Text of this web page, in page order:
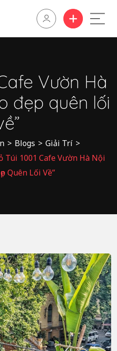
Vườn Hà
đẹp quên lối
> Blogs > Giải Trí >
Túi 1001 Cafe Vườn Hà Nội
Quên Lối Về”